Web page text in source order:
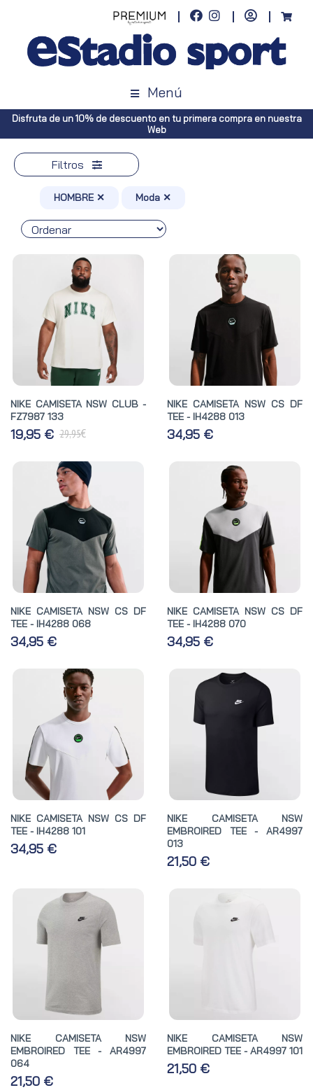
Menú
Envíos gratuitos a toda España (Canarias, pedidos superiores a
Península, pedidos superiores a 100€)
Filtros
HOMBRE ✕ Moda ✕
NIKE CAMISETA NSW CLUB -
FZ7987 133
19,95 € 29,95€
NIKE CAMISETA NSW CS DF
TEE - IH4288 013
34,95 €
NIKE CAMISETA NSW CS DF
TEE - IH4288 068
34,95 €
NIKE CAMISETA NSW CS DF
TEE - IH4288 070
34,95 €
NIKE CAMISETA NSW CS DF
TEE - IH4288 101
34,95 €
NIKE CAMISETA NSW
EMBROIRED TEE - AR4997
013
21,50 €
NIKE CAMISETA NSW
EMBROIRED TEE - AR4997
064
21,50 €
NIKE CAMISETA NSW
EMBROIRED TEE - AR4997 101
21,50 €